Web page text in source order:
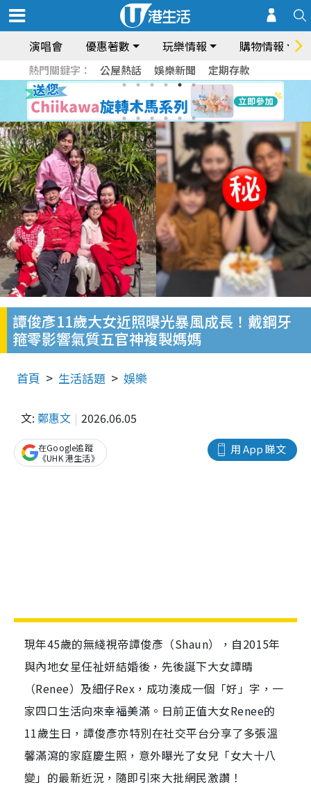
演唱會 優惠著數 玩樂情報 購物情報
熱門關鍵字： 公屋熱話 娛樂新聞 定期存款
譚俊彥11歲大女近照曝光暴風成長！戴鋼牙
箍零影響氣質五官神複製媽媽
首頁 生活話題 娛樂
文: 鄭惠文 2026.06.05
用 App 睇文
在Google追蹤
《UHK 港生活》
現年45歲的無綫視帝譚俊彥（Shaun），自2015年
與內地女星任祉妍結婚後，先後誕下大女譚晴
（Renee）及細仔Rex，成功湊成一個「好」字，一
家四口生活向來幸福美滿。日前正值大女Renee的
11歲生日，譚俊彥亦特別在社交平台分享了多張溫
馨滿瀉的家庭慶生照，意外曝光了女兒「女大十八
變」的最新近況，隨即引來大批網民激讚！